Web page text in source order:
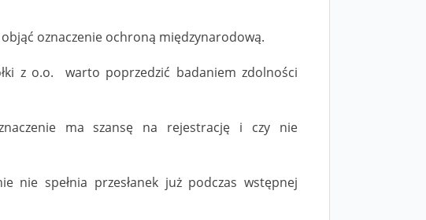
objąć oznaczenie ochroną międzynarodową.
z o.o. warto poprzedzić badaniem zdolności
ma szansę na rejestrację i czy nie
nie spełnia przesłanek już podczas wstępnej